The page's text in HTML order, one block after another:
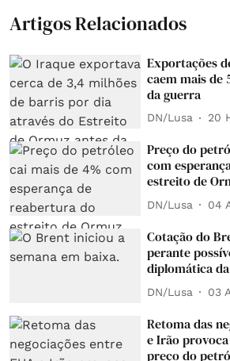
Artigos Relacionados
Exportações
caem mais de
da guerra
DN/Lusa 20
Preço do
com
estreito de
DN/Lusa 04
Cotação do
perante
diplomática
DN/Lusa 03
Retoma das
e Irão
preço do